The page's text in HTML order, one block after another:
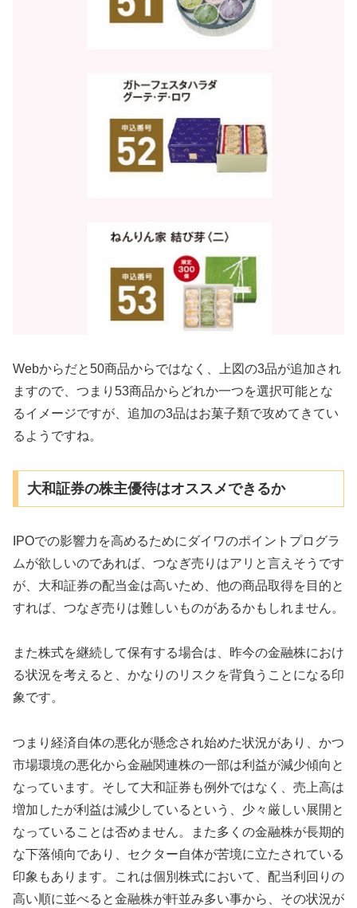
Webからだと50商品からではなく、上図の3品が追加され
ますので、つまり53商品からどれか一つを選択可能とな
るイメージですが、追加の3品はお菓子類で攻めてきてい
るようですね。
大和証券の株主優待はオススメできるか
IPOでの影響力を高めるためにダイワのポイントプログラ
ムが欲しいのであれば、つなぎ売りはアリと言えそうです
が、大和証券の配当金は高いため、他の商品取得を目的と
すれば、つなぎ売りは難しいものがあるかもしれません。
また株式を継続して保有する場合は、昨今の金融株におけ
る状況を考えると、かなりのリスクを背負うことになる印
象です。
つまり経済自体の悪化が懸念され始めた状況があり、かつ
市場環境の悪化から金融関連株の一部は利益が減少傾向と
なっています。そして大和証券も例外ではなく、売上高は
増加したが利益は減少しているという、少々厳しい展開と
なっていることは否めません。また多くの金融株が長期的
な下落傾向であり、セクター自体が苦境に立たされている
印象もあります。これは個別株式において、配当利回りの
高い順に並べると金融株が軒並み多い事から、その状況が